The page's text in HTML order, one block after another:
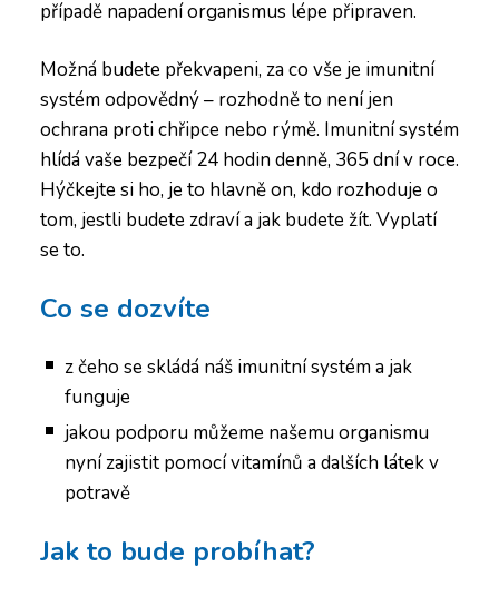
případě napadení organismus lépe připraven.
Možná budete překvapeni, za co vše je imunitní
systém odpovědný – rozhodně to není jen
ochrana proti chřipce nebo rýmě. Imunitní systém
hlídá vaše bezpečí 24 hodin denně, 365 dní v roce.
Hýčkejte si ho, je to hlavně on, kdo rozhoduje o
tom, jestli budete zdraví a jak budete žít. Vyplatí
se to.
Co se dozvíte
z čeho se skládá náš imunitní systém a jak
funguje
jakou podporu můžeme našemu organismu
nyní zajistit pomocí vitamínů a dalších látek v
potravě
Jak to bude probíhat?